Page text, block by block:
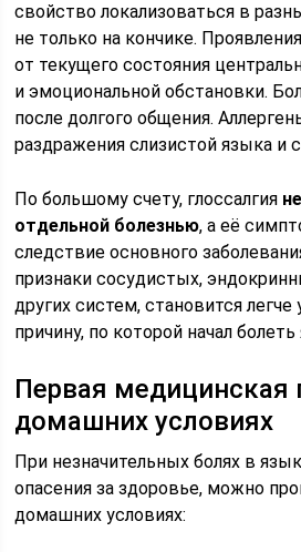
свойство локализоваться в
не только на кончике.
от текущего состояния
и эмоциональной обстановки.
после долгого общения.
раздражения слизистой языка и
По большому счету, глоссалгия
отдельной болезнью, а её
следствие основного
признаки сосудистых,
других систем, становится
причину, по которой начал болеть
Первая
домашних условиях
При незначительных болях в
опасения за здоровье, можно
домашних условиях: